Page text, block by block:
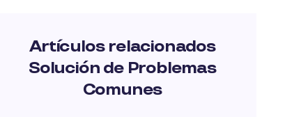
Artículos relacionados
Solución de Problemas
Comunes